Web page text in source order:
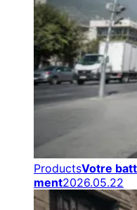
ProductsVotre
ment2026.05.22